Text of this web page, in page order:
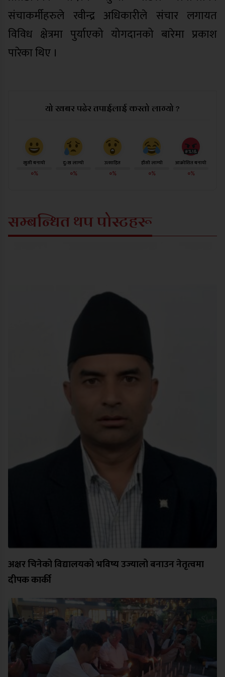
संचाकर्मीहरुले रवीन्द्र अधिकारीले संचार लगायत
विविध क्षेत्रमा पुर्याएको योगदानको बारेमा प्रकाश
पारेका थिए ।
यो खबर पढेर तपाईलाई कस्तो लाग्यो ?
खुसी बनायो
०%
दु:ख लाग्यो
०%
उत्साहित
०%
हाँसो लाग्यो
०%
आक्रोशित बनायो
०%
सम्बन्धित थप पोस्टहरू
अक्षर चिनेको विद्यालयको भविष्य उज्यालो बनाउन नेतृत्वमा
दीपक कार्की